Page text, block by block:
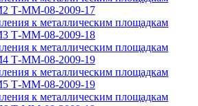
Т-ММ-08-2009-17
к металлическим площадкам
Т-ММ-08-2009-18
к металлическим площадкам
Т-ММ-08-2009-19
к металлическим площадкам
Т-ММ-08-2009-19
к металлическим площадкам